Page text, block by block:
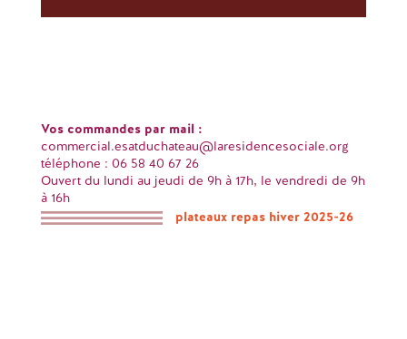
Vos commandes par mail :
commercial.esatduchateau@laresidencesociale.org
téléphone : 06 58 40 67 26
Ouvert du lundi au jeudi de 9h à 17h, le vendredi de 9h
à 16h
plateaux repas hiver 2025-26